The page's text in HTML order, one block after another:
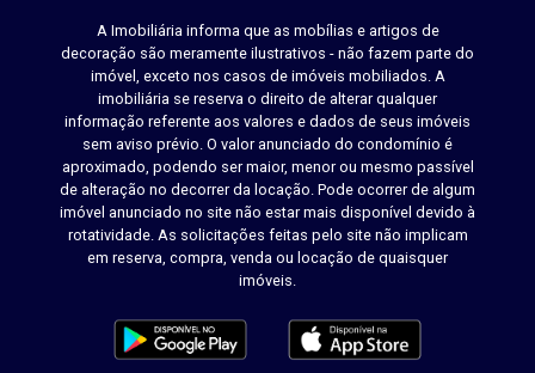
A Imobiliária informa que as mobílias e artigos de
decoração são meramente ilustrativos - não fazem parte do
imóvel, exceto nos casos de imóveis mobiliados. A
imobiliária se reserva o direito de alterar qualquer
informação referente aos valores e dados de seus imóveis
sem aviso prévio. O valor anunciado do condomínio é
aproximado, podendo ser maior, menor ou mesmo passível
de alteração no decorrer da locação. Pode ocorrer de algum
imóvel anunciado no site não estar mais disponível devido à
rotatividade. As solicitações feitas pelo site não implicam
em reserva, compra, venda ou locação de quaisquer
imóveis.